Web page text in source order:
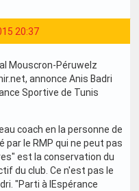
20:37
Mouscron-Péruwelz
annonce Anis Badri
Sportive de Tunis
coach en la personne de
par le RMP qui ne peut pas
est la conservation du
du club. Ce n'est pas le
"Parti à lEspérance